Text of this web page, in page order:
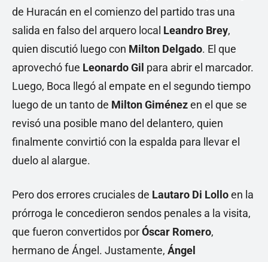
de Huracán en el comienzo del partido tras una
salida en falso del arquero local Leandro Brey,
quien discutió luego con Milton Delgado. El que
aprovechó fue Leonardo Gil para abrir el marcador.
Luego, Boca llegó al empate en el segundo tiempo
luego de un tanto de Milton Giménezen el que se
revisó una posible mano del delantero, quien
finalmente convirtió con la espalda para llevar el
duelo al alargue.
Pero dos errores cruciales de Lautaro Di Lolloen la
prórroga le concedieron sendos penales a la visita,
que fueron convertidos porÓscar Romero,
hermano de Ángel. Justamente, Ángel